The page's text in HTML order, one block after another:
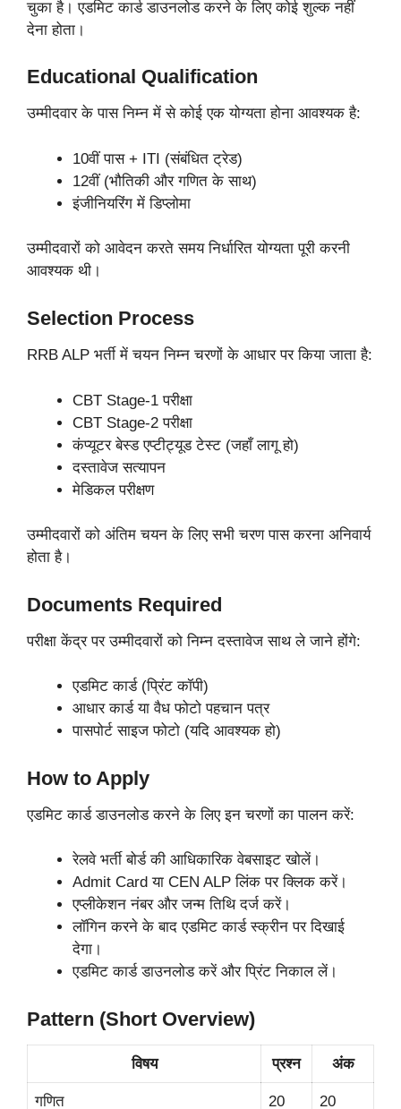
चुका है। एडमिट कार्ड डाउनलोड करने के लिए कोई शुल्क नहीं
देना होता।
Educational Qualification
उम्मीदवार के पास निम्न में से कोई एक योग्यता होना आवश्यक है:
10वीं पास + ITI (संबंधित ट्रेड)
12वीं (भौतिकी और गणित के साथ)
इंजीनियरिंग में डिप्लोमा
उम्मीदवारों को आवेदन करते समय निर्धारित योग्यता पूरी करनी
आवश्यक थी।
Selection Process
RRB ALP भर्ती में चयन निम्न चरणों के आधार पर किया जाता है:
CBT Stage-1 परीक्षा
CBT Stage-2 परीक्षा
कंप्यूटर बेस्ड एप्टीट्यूड टेस्ट (जहाँ लागू हो)
दस्तावेज सत्यापन
मेडिकल परीक्षण
उम्मीदवारों को अंतिम चयन के लिए सभी चरण पास करना अनिवार्य
होता है।
Documents Required
परीक्षा केंद्र पर उम्मीदवारों को निम्न दस्तावेज साथ ले जाने होंगे:
एडमिट कार्ड (प्रिंट कॉपी)
आधार कार्ड या वैध फोटो पहचान पत्र
पासपोर्ट साइज फोटो (यदि आवश्यक हो)
How to Apply
एडमिट कार्ड डाउनलोड करने के लिए इन चरणों का पालन करें:
रेलवे भर्ती बोर्ड की आधिकारिक वेबसाइट खोलें।
Admit Card या CEN ALP लिंक पर क्लिक करें।
एप्लीकेशन नंबर और जन्म तिथि दर्ज करें।
लॉगिन करने के बाद एडमिट कार्ड स्क्रीन पर दिखाई
देगा।
एडमिट कार्ड डाउनलोड करें और प्रिंट निकाल लें।
Pattern (Short Overview)
विषय प्रश्न अंक
गणित 20 20